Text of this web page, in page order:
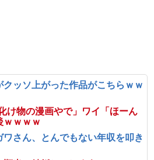
クッソ上がった作品がこちらｗｗ
け物の漫画やで」ワイ「ほーん
ｗｗｗ
ワさん、とんでもない年収を叩き